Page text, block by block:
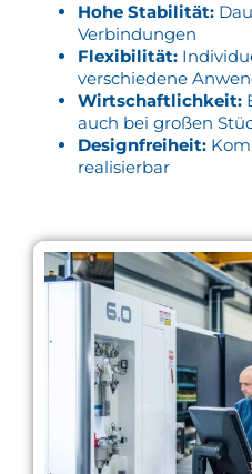
Hohe Stabilität:
Verbindungen
Flexibilität:
verschiedene
Wirtschaftlichkeit:
auch bei großen
Designfreiheit:
realisierbar